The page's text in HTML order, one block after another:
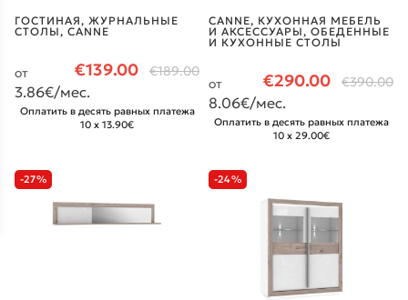
ГОСТИНАЯ, ЖУРНАЛЬНЫЕ
СТОЛЫ, CANNE
€139.00 €189.00
от
3.86€/мес.
Оплатить в десять равных платежа
10 x 13.90€
CANNE, КУХОННАЯ МЕБЕЛЬ
И АКСЕССУАРЫ, ОБЕДЕННЫЕ
И КУХОННЫЕ СТОЛЫ
€290.00 €390.00
от
8.06€/мес.
Оплатить в десять равных платежа
10 x 29.00€
-27% -24%